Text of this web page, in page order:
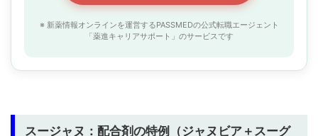
※ 新薬情報オンラインを運営するPASSMEDの公式転職エージェント
「薬進キャリアサポート」のサービスです
スージャヌ：配合剤の特例（ジャヌビア＋スーグ